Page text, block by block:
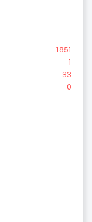
1851
1
33
0